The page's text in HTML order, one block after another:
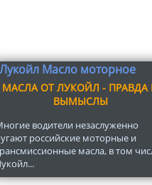
МАСЛА ОТ ЛУКОЙЛ - ПРАВДА
ВЫМЫСЛЫ
водители незаслуженно
российские моторные и
масла, в том